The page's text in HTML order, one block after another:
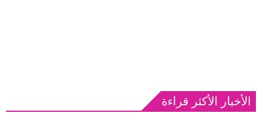
الأخبار الأكثر قراءة